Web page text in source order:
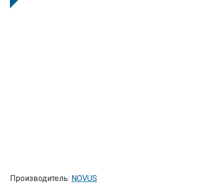
Производитель: NOVUS